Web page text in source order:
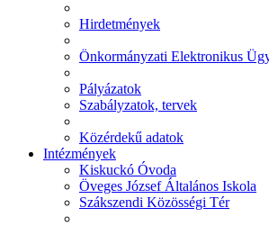
Hirdetmények
Önkormányzati Elektronikus
Pályázatok
Szabályzatok, tervek
Közérdekű adatok
Intézmények
Kiskuckó Óvoda
Öveges József Általános Iskola
Szákszendi Közösségi Tér